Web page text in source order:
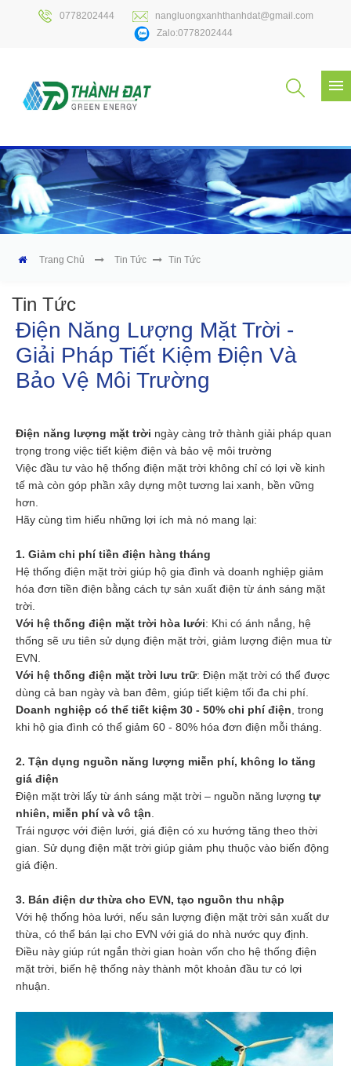
0778202444
nangluongxanhthanhdat@gmail.com
Zalo:0778202444
Trang Chủ Tin Tức Tin Tức
Tin Tức
Điện Năng Lượng Mặt Trời -
Giải Pháp Tiết Kiệm Điện Và
Bảo Vệ Môi Trường
Điện năng lượng mặt trời ngày càng trở thành giải pháp quan
trọng trong việc tiết kiệm điện và bảo vệ môi trường
Việc đầu tư vào hệ thống điện mặt trời không chỉ có lợi về kinh
tế mà còn góp phần xây dựng một tương lai xanh, bền vững
hơn.
Hãy cùng tìm hiểu những lợi ích mà nó mang lại:
1. Giảm chi phí tiền điện hàng tháng
Hệ thống điện mặt trời giúp hộ gia đình và doanh nghiệp giảm
hóa đơn tiền điện bằng cách tự sản xuất điện từ ánh sáng mặt
trời.
Với hệ thống điện mặt trời hòa lưới: Khi có ánh nắng, hệ
thống sẽ ưu tiên sử dụng điện mặt trời, giảm lượng điện mua từ
EVN.
Với hệ thống điện mặt trời lưu trữ: Điện mặt trời có thể được
dùng cả ban ngày và ban đêm, giúp tiết kiệm tối đa chi phí.
Doanh nghiệp có thể tiết kiệm 30 - 50% chi phí điện , trong
khi hộ gia đình có thể giảm 60 - 80% hóa đơn điện mỗi tháng.
2. Tận dụng nguồn năng lượng miễn phí, không lo tăng
giá điện
Điện mặt trời lấy từ ánh sáng mặt trời – nguồn năng lượng tự
nhiên, miễn phí và vô tận
Trái ngược với điện lưới, giá điện có xu hướng tăng theo thời
gian. Sử dụng điện mặt trời giúp giảm phụ thuộc vào biến động
giá điện.
3. Bán điện dư thừa cho EVN, tạo nguồn thu nhập
Với hệ thống hòa lưới, nếu sản lượng điện mặt trời sản xuất dư
thừa, có thể bán lại cho EVN với giá do nhà nước quy định.
Điều này giúp rút ngắn thời gian hoàn vốn cho hệ thống điện
mặt trời, biến hệ thống này thành một khoản đầu tư có lợi
nhuận.